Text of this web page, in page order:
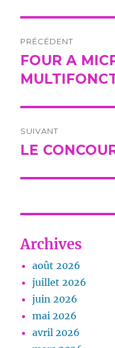
de
l’article
PRÉCÉDENT
Publication
précédente :
FOUR A
SUIVANT
Publication
LE
Archives
août 2026
juillet 2026
juin 2026
mai 2026
avril 2026